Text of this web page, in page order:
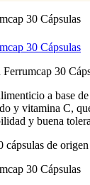
a base
y vitamina C,
y buena
cápsulas de